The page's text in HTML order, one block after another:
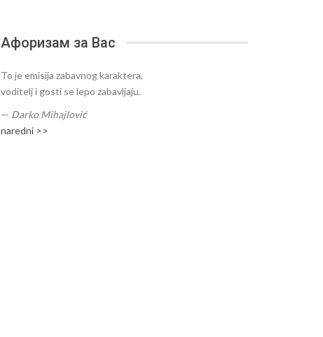
Афоризам за Вас
To je emisija zabavnog karaktera,
voditelj i gosti se lepo zabavljaju.
— Darko Mihajlović
naredni >>